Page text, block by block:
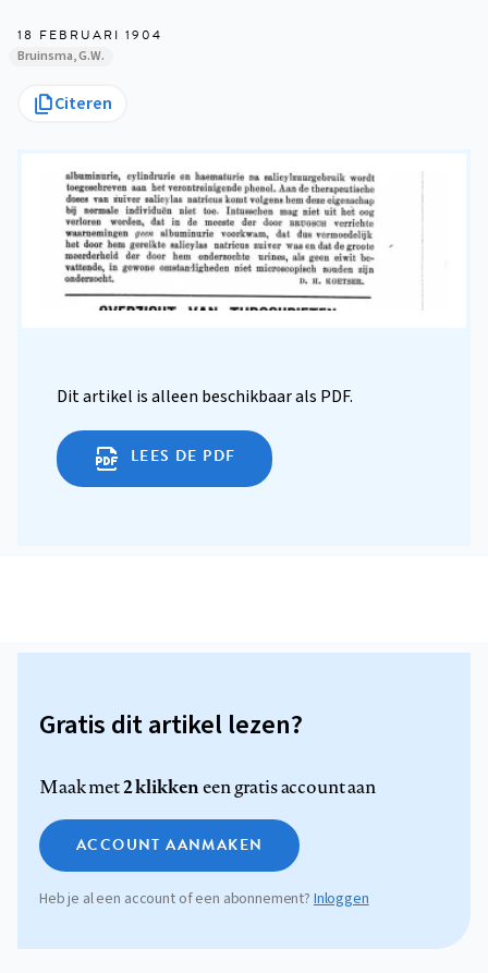
18 FEBRUARI 1904
Bruinsma, G.W.
Citeren
Dit artikel is alleen beschikbaar als PDF.
LEES DE PDF
Gratis dit artikel lezen?
Maak met2 klikkeneen gratis account aan
ACCOUNT AANMAKEN
Heb je al een account of een abonnement? Inloggen